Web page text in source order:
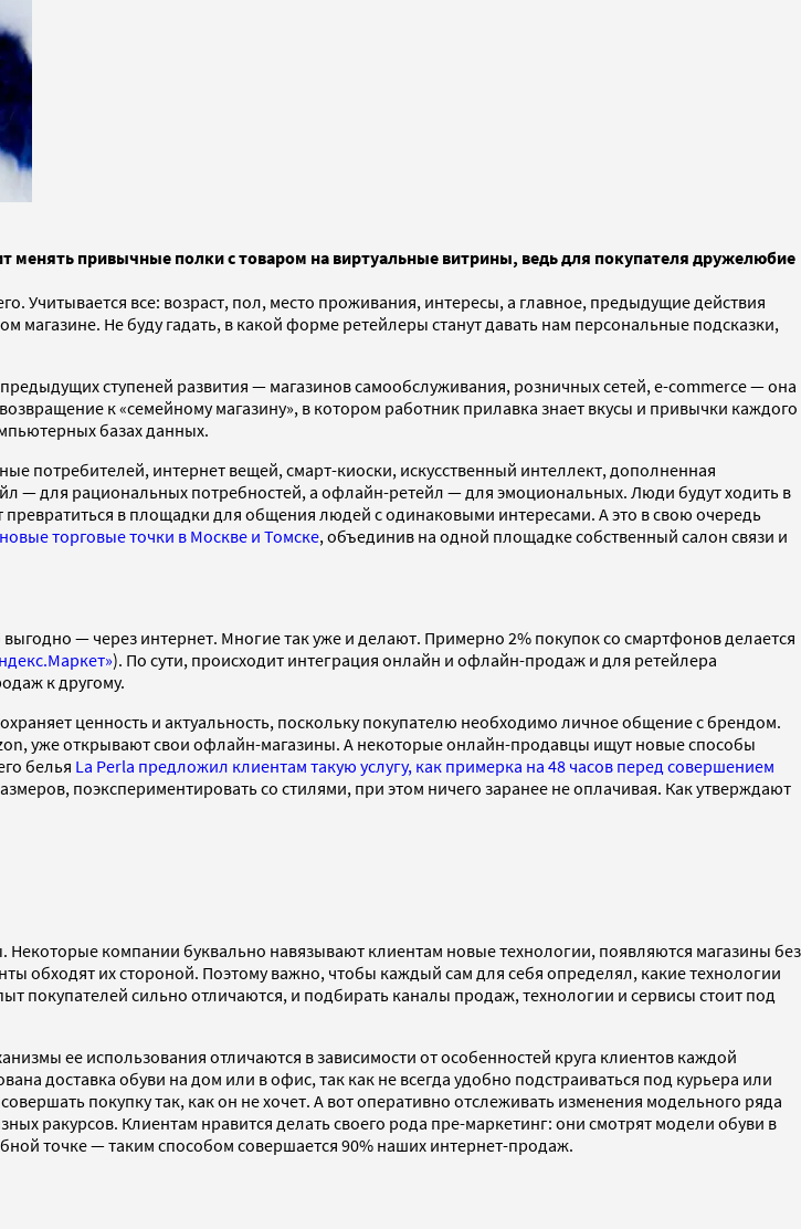
привычные полки с товаром на виртуальные витрины, ведь для покупателя дружелюбие
Учитывается все: возраст, пол, место проживания, интересы, а главное, предыдущие действия
Не буду гадать, в какой форме ретейлеры станут давать нам персональные подсказки,
ступеней развития — магазинов самообслуживания, розничных сетей, e-commerce — она
к «семейному магазину», в котором работник прилавка знает вкусы и привычки каждого
базах данных.
потребителей, интернет вещей, смарт-киоски, искусственный интеллект, дополненная
— для рациональных потребностей, а офлайн-ретейл — для эмоциональных. Люди будут ходить в
в площадки для общения людей с одинаковыми интересами. А это в свою очередь
торговые точки в Москве и Томске, объединив на одной площадке собственный салон связи и
— через интернет. Многие так уже и делают. Примерно 2% покупок со смартфонов делается
). По сути, происходит интеграция онлайн и офлайн-продаж и для ретейлера
к другому.
ценность и актуальность, поскольку покупателю необходимо личное общение с брендом.
уже открывают свои офлайн-магазины. А некоторые онлайн-продавцы ищут новые способы
белья La Perla предложил клиентам такую услугу, как примерка на 48 часов перед совершением
поэкспериментировать со стилями, при этом ничего заранее не оплачивая. Как утверждают
компании буквально навязывают клиентам новые технологии, появляются магазины без
обходят их стороной. Поэтому важно, чтобы каждый сам для себя определял, какие технологии
покупателей сильно отличаются, и подбирать каналы продаж, технологии и сервисы стоит под
ее использования отличаются в зависимости от особенностей круга клиентов каждой
доставка обуви на дом или в офис, так как не всегда удобно подстраиваться под курьера или
покупку так, как он не хочет. А вот оперативно отслеживать изменения модельного ряда
ракурсов. Клиентам нравится делать своего рода пре-маркетинг: они смотрят модели обуви в
точке — таким способом совершается 90% наших интернет-продаж.